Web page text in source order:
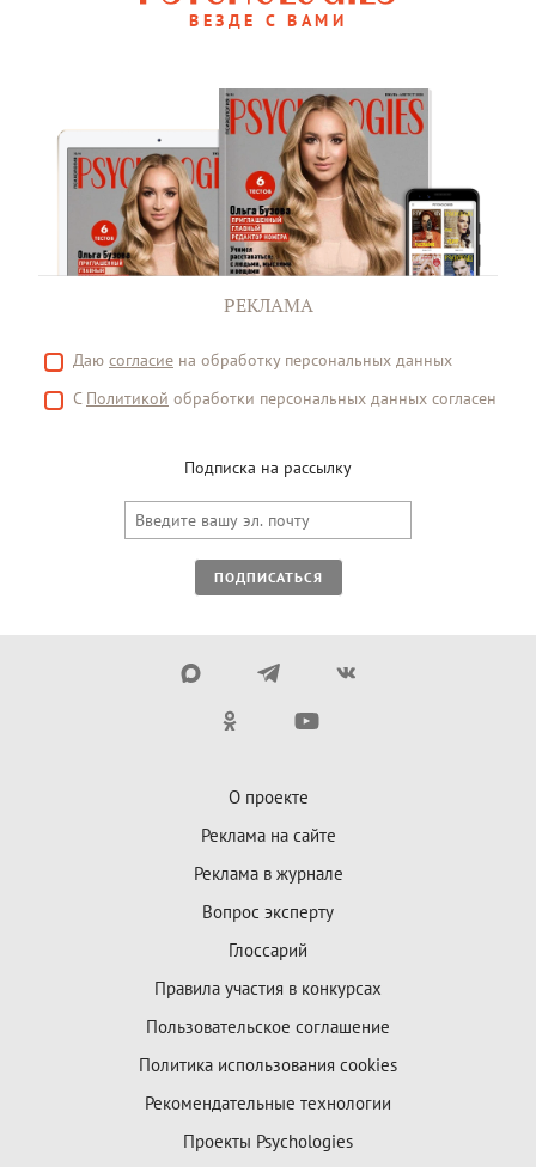
ВЕЗДЕ С ВАМИ
РЕКЛАМА
Даю согласие на обработку персональных данных
С Политикой обработки персональных данных согласен
Подписка на рассылку
ПОДПИСАТЬСЯ
О проекте
Реклама на сайте
Реклама в журнале
Вопрос эксперту
Глоссарий
Правила участия в конкурсах
Пользовательское соглашение
Политика использования cookies
Рекомендательные технологии
Проекты Psychologies